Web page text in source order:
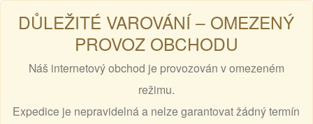
DŮLEŽITÉ VAROVÁNÍ – OMEZENÝ
PROVOZ OBCHODU
Náš internetový obchod je provozován v omezeném
režimu.
Expedice je nepravidelná a nelze garantovat žádný termín